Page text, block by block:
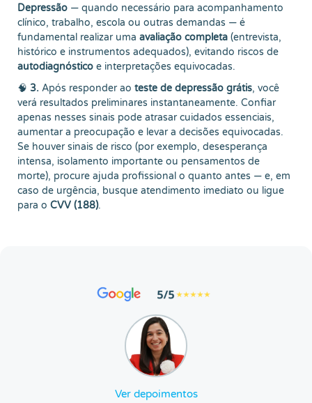
Depressão — quando necessário para acompanhamento
clínico, trabalho, escola ou outras demandas — é
fundamental realizar uma avaliação completa (entrevista,
histórico e instrumentos adequados), evitando riscos de
autodiagnóstico e interpretações equivocadas.
🧠 3. Após responder ao teste de depressão grátis, você
verá resultados preliminares instantaneamente. Confiar
apenas nesses sinais pode atrasar cuidados essenciais,
aumentar a preocupação e levar a decisões equivocadas.
Se houver sinais de risco (por exemplo, desesperança
intensa, isolamento importante ou pensamentos de
morte), procure ajuda profissional o quanto antes — e, em
caso de urgência, busque atendimento imediato ou ligue
para o CVV (188).
Ver depoimentos